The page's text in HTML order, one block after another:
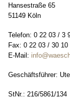
Hansestraße 65
51149 Köln
Telefon: 0 22 03 / 3
Fax: 0 22 03 / 30 10
E-Mail:
Geschäftsführer:
StNr.: 216/5861/134